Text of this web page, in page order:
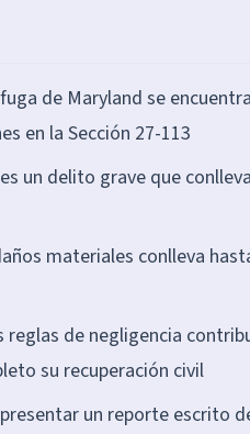
de Maryland se
en la Sección 27-113
un delito grave que
materiales conlleva
de negligencia
su recuperación civil
un reporte escrito